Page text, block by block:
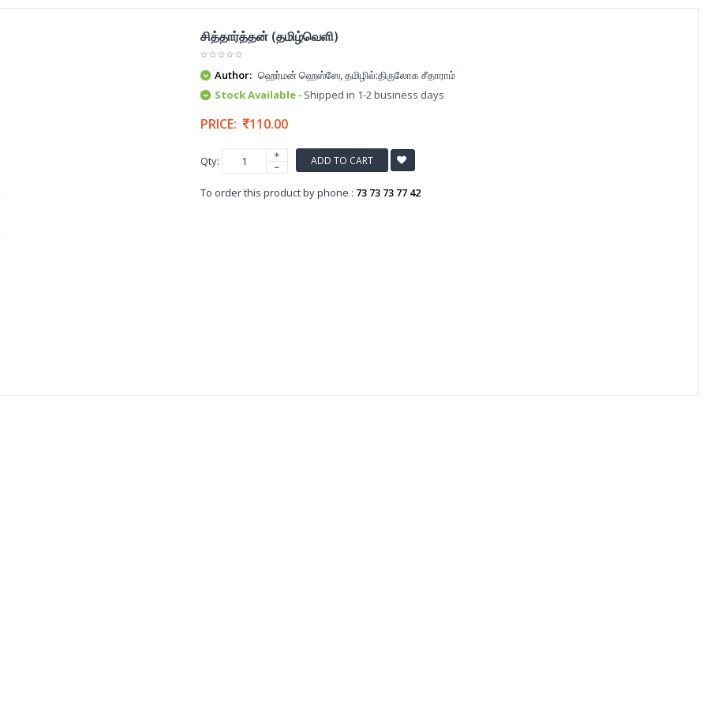
சித்தார்த்தன் (தமிழ்வெளி)
Author: ஹெர்மன் ஹெஸ்ஸே, தமிழில்:திருலோக சீதாராம்
Stock Available- Shipped in 1-2 business days
PRICE: 110.00
Qty: ADD TO CART
To order this product by phone : 73 73 73 77 42